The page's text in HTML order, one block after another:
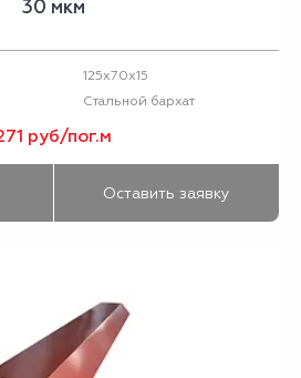
30 мкм
125х70х15
Стальной бархат
руб/пог.м
Оставить заявку